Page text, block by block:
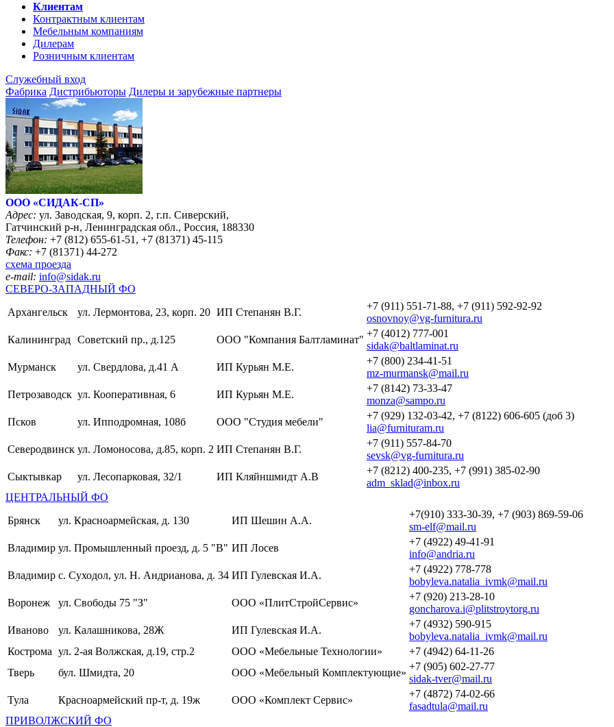
Клиентам
Контрактным клиентам
Мебельным компаниям
Дилерам
Розничным клиентам
Служебный вход
Фабрика Дистрибьюторы Дилеры и зарубежные партнеры
ООО «CИДАК-СП»
Адрес: ул. Заводская, 9, корп. 2, г.п. Сиверский,
Гатчинский р-н, Ленинградская обл., Россия, 188330
Телефон: +7 (812) 655-61-51, +7 (81371) 45-115
Факс: +7 (81371) 44-272
схема проезда
e-mail: info@sidak.ru
СЕВЕРО-ЗАПАДНЫЙ ФО
Архангельск
ул. Лермонтова, 23, корп. 20 ИП Степанян В.Г.
+7 (911) 551-71-88, +7 (911) 592-92-92
osnovnoy@vg-furnitura.ru
Калининград Советский пр., д.125 ООО "Компания Балтламинат"
+7 (4012) 777-001
sidak@baltlaminat.ru
Мурманск
ул. Свердлова, д.41 А ИП Курьян М.Е.
+7 (800) 234-41-51
mz-murmansk@mail.ru
Петрозаводск ул. Кооперативная, 6 ИП Курьян М.Е.
+7 (8142) 73-33-47
monza@sampo.ru
Псков
ул. Ипподромная, 108б ООО "Студия мебели"
+7 (929) 132-03-42, +7 (8122) 606-605 (доб 3)
lia@furnituram.ru
Северодвинск ул. Ломоносова, д.85, корп. 2 ИП Степанян В.Г.
+7 (911) 557-84-70
sevsk@vg-furnitura.ru
Сыктывкар
ул. Лесопарковая, 32/1 ИП Кляйншмидт А.В
+7 (8212) 400-235, +7 (991) 385-02-90
adm_sklad@inbox.ru
ЦЕНТРАЛЬНЫЙ ФО
Брянск
ул. Красноармейская, д. 130 ИП Шешин А.А.
+7(910) 333-30-39, +7 (903) 869-59-06
sm-elf@mail.ru
Владимир ул. Промышленный проезд, д. 5 "В" ИП Лосев
+7 (4922) 49-41-91
info@andria.ru
Владимир с. Суходол, ул. Н. Андрианова, д. 34 ИП Гулевская И.А.
+7 (4922) 778-778
bobyleva.natalia_ivmk@mail.ru
Воронеж
ул. Свободы 75 "З" ООО «ПлитСтройСервис»
+7 (920) 213-28-10
goncharova.i@plitstroytorg.ru
Иваново
ул. Калашникова, 28Ж ИП Гулевская И.А.
+7 (4932) 590-915
bobyleva.natalia_ivmk@mail.ru
Кострома ул. 2-ая Волжская, д.19, стр.2 ООО «Мебельные Технологии»
+7 (4942) 64-11-26
Тверь
бул. Шмидта, 20 ООО «Мебельный Комплектующие»
+7 (905) 602-27-77
sidak-tver@mail.ru
Тула
Красноармейский пр-т, д. 19ж ООО «Комплект Сервис»
+7 (4872) 74-02-66
fasadtula@mail.ru
ПРИВОЛЖСКИЙ ФО